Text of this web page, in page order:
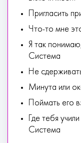
Пригласить
Что-то мне
Я так
Система
Не
Минута или
Поймать его
Где тебя
Система